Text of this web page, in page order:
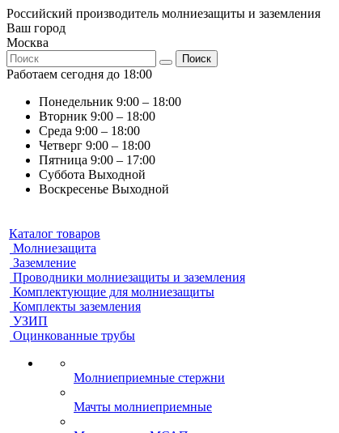
Российский производитель молниезащиты и заземления
Ваш город
Москва
Поиск
Работаем сегодня до 18:00
Понедельник 9:00 – 18:00
Вторник 9:00 – 18:00
Среда 9:00 – 18:00
Четверг 9:00 – 18:00
Пятница 9:00 – 17:00
Суббота Выходной
Воскресенье Выходной
Каталог товаров
Молниезащита
Заземление
Проводники молниезащиты и заземления
Комплектующие для молниезащиты
Комплекты заземления
УЗИП
Оцинкованные трубы
Молниеприемные стержни
Мачты молниеприемные